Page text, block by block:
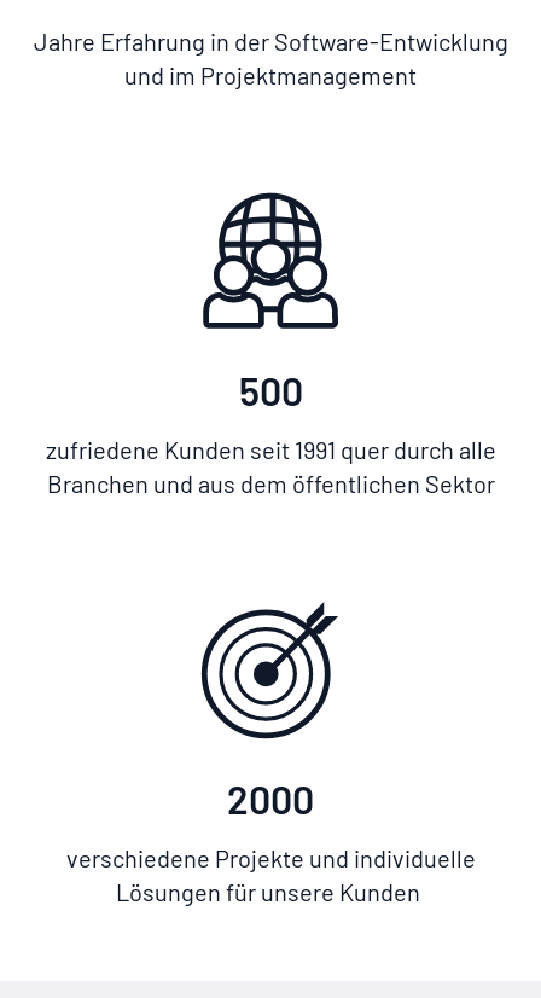
Jahre Erfahrung in der Software-Entwicklung
und im Projektmanagement
500
zufriedene Kunden seit 1991 quer durch alle
Branchen und aus dem öffentlichen Sektor
2000
verschiedene Projekte und individuelle
Lösungen für unsere Kunden